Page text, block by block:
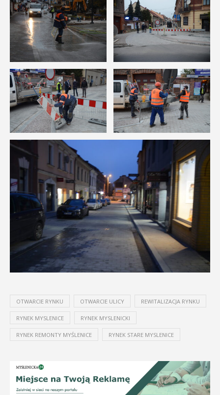
OTWARCIE RYNKU OTWARCIE ULICY REWITALIZACJA RYNKU
RYNEK MYSLENICE RYNEK MYSLENICKI
RYNEK REMONTY MYŚLENICE RYNEK STARE MYSLENICE